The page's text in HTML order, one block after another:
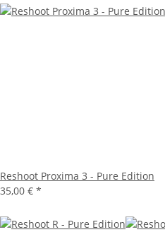
Reshoot Proxima 3 - Pure Edition
35,00 € *